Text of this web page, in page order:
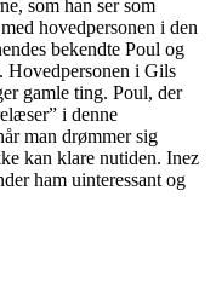
som han ser som
hovedpersonen i den
bekendte Poul og
Hovedpersonen i Gils
gamle ting. Poul, der
i denne
man drømmer sig
kan klare nutiden. Inez
ham uinteressant og